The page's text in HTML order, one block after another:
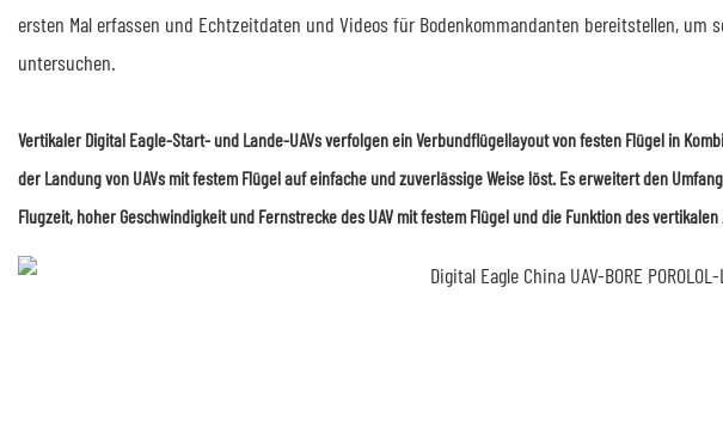
ersten Mal erfassen und Echtzeitdaten und Videos für Bodenkommandanten bereitstellen,
untersuchen.
Vertikaler Digital Eagle-Start- und Lande-UAVs verfolgen ein Verbundflügellayout von festen Flügel in
der Landung von UAVs mit festem Flügel auf einfache und zuverlässige Weise löst. Es erweitert den
Flugzeit, hoher Geschwindigkeit und Fernstrecke des UAV mit festem Flügel und die Funktion des